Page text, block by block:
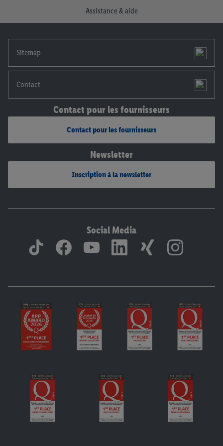
Assistance & aide
Sitemap
Contact
Contact pour les fournisseurs
Contact pour les fournisseurs
Newsletter
Inscription à la newsletter
Social Media
déclaration de confidentialité. Pour consulter les
mentions légales, c’est ici.